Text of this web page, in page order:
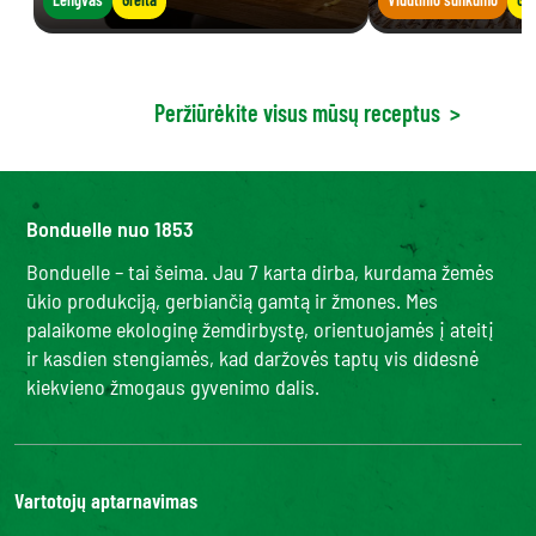
Peržiūrėkite visus mūsų receptus >
Bonduelle nuo 1853
Bonduelle – tai šeima. Jau 7 karta dirba, kurdama žemės
ūkio produkciją, gerbiančią gamtą ir žmones. Mes
palaikome ekologinę žemdirbystę, orientuojamės į ateitį
ir kasdien stengiamės, kad daržovės taptų vis didesnė
kiekvieno žmogaus gyvenimo dalis.
Vartotojų aptarnavimas